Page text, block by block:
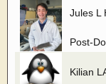
Jules L
Post-
Kilian